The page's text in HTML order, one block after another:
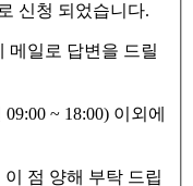
신청 되었습니다.
메일로 답변을 드릴
~ 18:00) 이외에
점 양해 부탁 드립